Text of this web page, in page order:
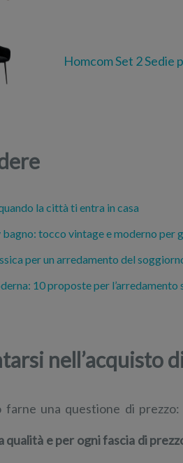
Homcom Set 2 Sedie
la città ti entra in casa
tocco vintage e moderno per
per un arredamento del
10 proposte per l’arredamento
nell’acquisto
una questione di prezzo:
qualità e per ogni fascia di